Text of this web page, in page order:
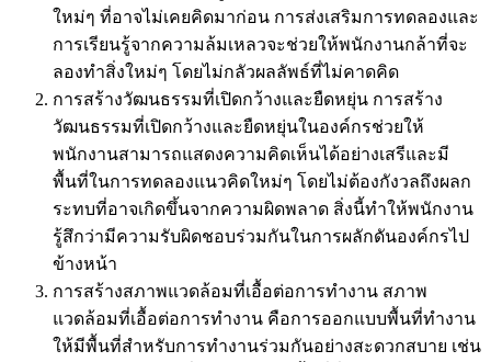
ใหม่ๆ ที่อาจไม่เคยคิดมาก่อน การส่งเสริมการทดลองและ
การเรียนรู้จากความล้มเหลวจะช่วยให้พนักงานกล้าที่จะ
ลองทำสิ่งใหม่ๆ โดยไม่กลัวผลลัพธ์ที่ไม่คาดคิด
การสร้างวัฒนธรรมที่เปิดกว้างและยืดหยุ่น การสร้าง
วัฒนธรรมที่เปิดกว้างและยืดหยุ่นในองค์กรช่วยให้
พนักงานสามารถแสดงความคิดเห็นได้อย่างเสรีและมี
พื้นที่ในการทดลองแนวคิดใหม่ๆ โดยไม่ต้องกังวลถึงผลก
ระทบที่อาจเกิดขึ้นจากความผิดพลาด สิ่งนี้ทำให้พนักงาน
รู้สึกว่ามีความรับผิดชอบร่วมกันในการผลักดันองค์กรไป
ข้างหน้า
การสร้างสภาพแวดล้อมที่เอื้อต่อการทำงาน สภาพ
แวดล้อมที่เอื้อต่อการทำงาน คือการออกแบบพื้นที่ทำงาน
ให้มีพื้นที่สำหรับการทำงานร่วมกันอย่างสะดวกสบาย เช่น